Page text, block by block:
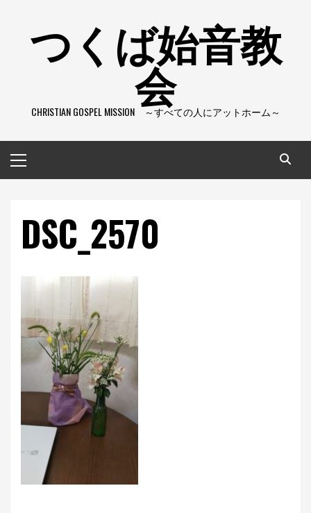
つくば始音教
会
CHRISTIAN GOSPEL MISSION ～すべての人にアットホーム～
イ
ン
DSC_2570